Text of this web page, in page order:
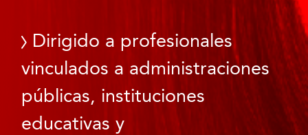
Dirigido a profesionales
vinculados a administraciones
públicas, instituciones
educativas y